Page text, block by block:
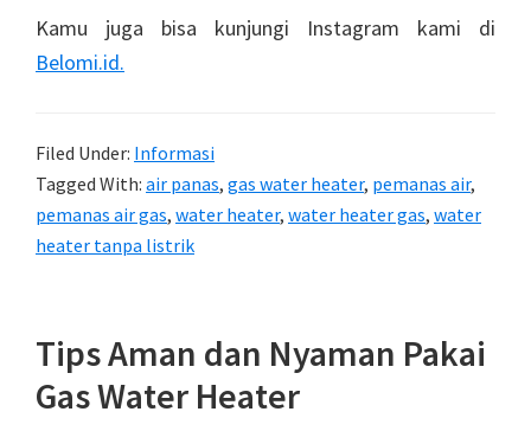
Kamu juga bisa kunjungi Instagram kami di
Belomi.id.
Filed Under: Informasi
Tagged With: air panas, gas water heater, pemanas air,
pemanas air gas, water heater, water heater gas, water
heater tanpa listrik
Tips Aman dan Nyaman Pakai
Gas Water Heater